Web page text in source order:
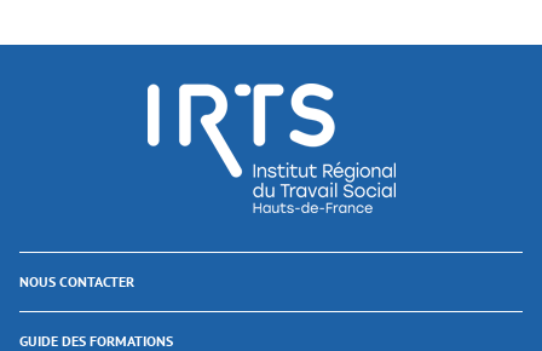
NOUS CONTACTER
GUIDE DES FORMATIONS